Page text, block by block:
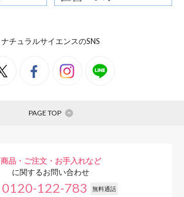
ナチュラルサイエンスのSNS
PAGE TOP
商品・ご注文・お手入れなど
に関するお問い合わせ
0120-122-783 無料通話